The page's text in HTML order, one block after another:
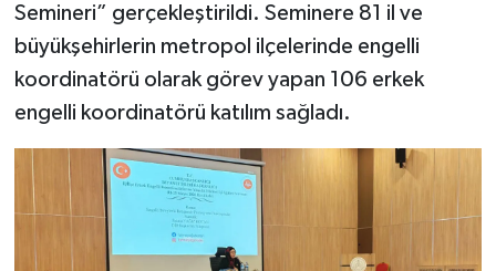
Semineri” gerçekleştirildi. Seminere 81 il ve
büyükşehirlerin metropol ilçelerinde engelli
koordinatörü olarak görev yapan 106 erkek
engelli koordinatörü katılım sağladı.
Bingöl Müftülüğü
Bitlis Müftülüğü
Burdur Müftülüğü
Bursa Müftülüğü
Aile
Sağlık
Ekonomi
Duyurular